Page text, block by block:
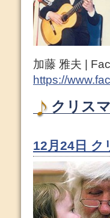
加藤 雅夫 |
https://
クリス
12月24日 ク